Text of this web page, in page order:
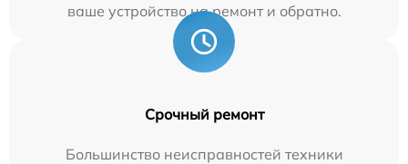
ваше устройство на ремонт и обратно.
Срочный ремонт
Большинство неисправностей техники